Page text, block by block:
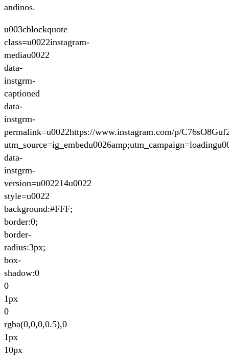
andinos.
u003cblockquote
class=u0022instagram-
mediau0022
data-
instgrm-
captioned
data-
instgrm-
permalink=u0022https://www.instagram.com/p/
data-
instgrm-
version=u002214u0022
style=u0022
background:#FFF;
border:0;
border-
radius:3px;
box-
shadow:0
0
1px
0
rgba(0,0,0,0.5),0
1px
10px